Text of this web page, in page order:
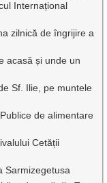
Internațional
zilnică de îngrijire a
acasă și unde un
Sf. Ilie, pe muntele
de alimentare
Cetății
Sarmizegetusa